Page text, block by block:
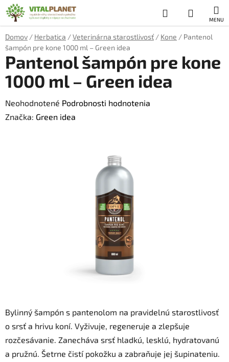
Prejsť
na
obsah
Hľadať
KOŠÍK
Domov / Herbatica /Veterinárna starostlivosť / Kone / Pantenol
šampón pre kone 1000 ml – Green idea
Bylinný šampón s pantenolom na pravidelnú starostlivosť
o srsť a hrivu koní. Vyživuje, regeneruje a zlepšuje
rozčesávanie. Zanecháva srsť hladkú, lesklú, hydratovanú
a pružnú. Šetrne čistí pokožku a zabraňuje jej šupinateniu.
Pantenol šampón pre kone
1000 ml – Green idea
Priemerné
hodnotenie
Neohodnotené Podrobnosti hodnotenia
Značka: Green idea